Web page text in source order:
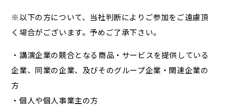
※以下の方について、当社判断によりご参加をご遠慮頂
く場合がございます。予めご了承下さい。
・講演企業の競合となる商品・サービスを提供している
企業、同業の企業、及びそのグループ企業・関連企業の
方
・個人や個人事業主の方